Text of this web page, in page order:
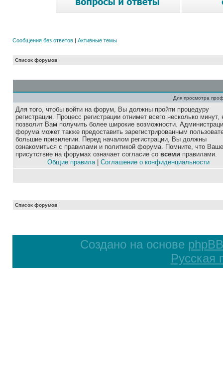
Сообщения без ответов | Активные темы
Список форумов
Для просмотра
Для того, чтобы войти на форум, Вы должны пройти процедуру
регистрации. Процесс регистрации отнимет всего несколько минут,
позволит Вам получить более широкие возможности.
форума может также предоставить зарегистрированным
большие привилегии. Перед началом регистрации, Вы должны
ознакомиться с правилами и политикой форума. Помните, что Ваше
присутствие на форумах означает согласие со всеми правилами.
Общие правила| Соглашение о конфиденциальности
Список форумов
Создано на основе phpBB
Русская